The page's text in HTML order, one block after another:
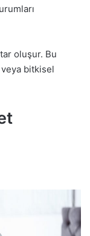
oluşur. Bu
bitkisel